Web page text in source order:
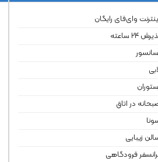
وای‌فای رایگان
۲۴ ساعته
در اتاق
زیبایی
فرودگاهی